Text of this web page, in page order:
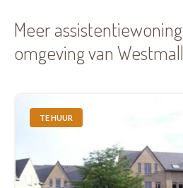
Meer
omgeving van
TE HUUR